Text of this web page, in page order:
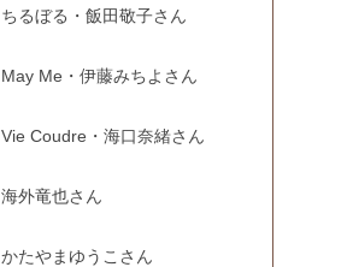
ちるぼる・飯田敬子さん
May Me・伊藤みちよさん
Vie Coudre・海口奈緒さん
海外竜也さん
かたやまゆうこさん